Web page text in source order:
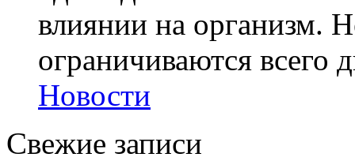
влиянии на организм.
ограничиваются всего
Новости
Свежие записи